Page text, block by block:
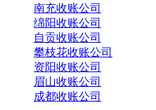
南充收账公司
绵阳收账公司
自贡收账公司
攀枝花收账公司
资阳收账公司
眉山收账公司
成都收账公司